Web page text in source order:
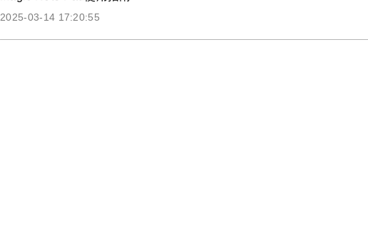
2025-03-14 17:20:55